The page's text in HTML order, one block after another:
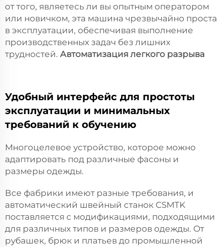
от того, являетесь ли вы опытным оператором
или новичком, эта машина чрезвычайно проста
в эксплуатации, обеспечивая выполнение
производственных задач без лишних
трудностей. Автоматизация легкого разрыва
Удобный интерфейс для простоты
эксплуатации и минимальных
требований к обучению
Многоцелевое устройство, которое можно
адаптировать под различные фасоны и
размеры одежды.
Все фабрики имеют разные требования, и
автоматический швейный станок CSMTK
поставляется с модификациями, подходящими
для различных типов и размеров одежды. От
рубашек, брюк и платьев до промышленной